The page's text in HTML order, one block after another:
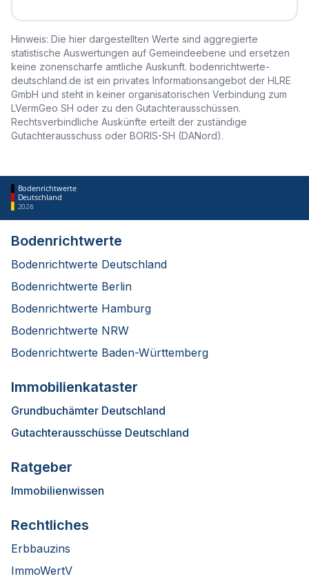
Hinweis: Die hier dargestellten Werte sind aggregierte
statistische Auswertungen auf Gemeindeebene und ersetzen
keine zonenscharfe amtliche Auskunft. bodenrichtwerte-
deutschland.de ist ein privates Informationsangebot der HLRE
GmbH und steht in keiner organisatorischen Verbindung zum
LVermGeo SH oder zu den Gutachterausschüssen.
Rechtsverbindliche Auskünfte erteilt der zuständige
Gutachterausschuss oder BORIS-SH (DANord).
Bodenrichtwerte
Deutschland
2026
Bodenrichtwerte
Bodenrichtwerte Deutschland
Bodenrichtwerte Berlin
Bodenrichtwerte Hamburg
Bodenrichtwerte NRW
Bodenrichtwerte Baden-Württemberg
Immobilienkataster
Grundbuchämter Deutschland
Gutachterausschüsse Deutschland
Ratgeber
Immobilienwissen
Rechtliches
Erbbauzins
ImmoWertV